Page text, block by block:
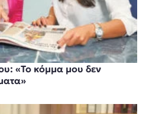
«Το κόμμα μου δεν